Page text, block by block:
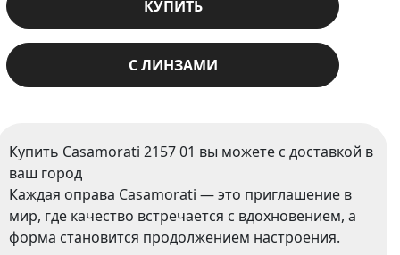
КУПИТЬ
Купить Casamorati 2157 01 вы можете с доставкой в
ваш город
Каждая оправа Casamorati — это приглашение в
мир, где качество встречается с вдохновением, а
форма становится продолжением настроения.